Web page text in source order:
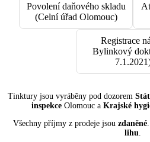
Povolení daňového skladu
(Celní úřad Olomouc)
Registrace
Bylinkový
Tinktury jsou vyráběny pod dozorem
inspekce Olomouc a Krajské
Všechny příjmy z prodeje jsou zdaněné.
lihu